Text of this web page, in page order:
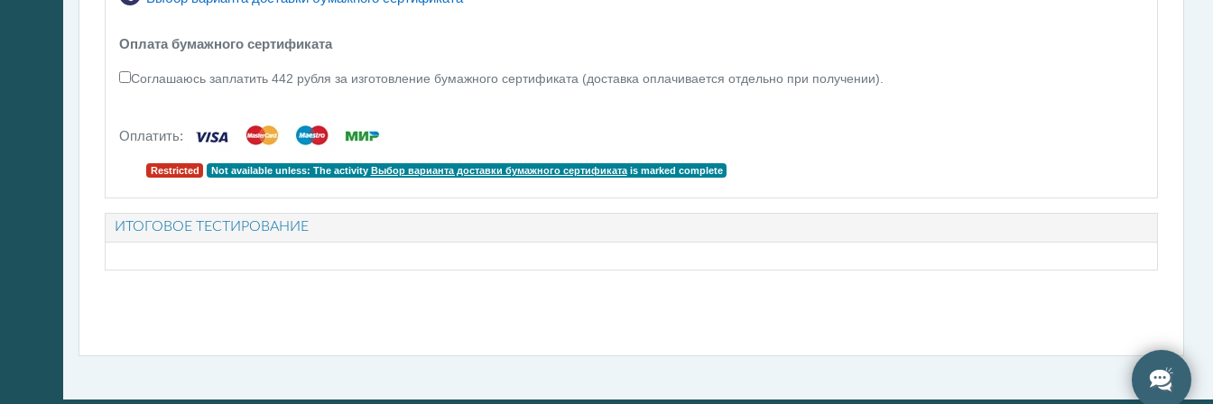
Оплата бумажного сертификата
Соглашаюсь заплатить 442 рубля за изготовление бумажного сертификата (доставка оплачивается отдельно при получении).
Оплатить:
Restricted Not available unless: The activity Выбор варианта доставки бумажного сертификатаis marked complete
ИТОГОВОЕ ТЕСТИРОВАНИЕ